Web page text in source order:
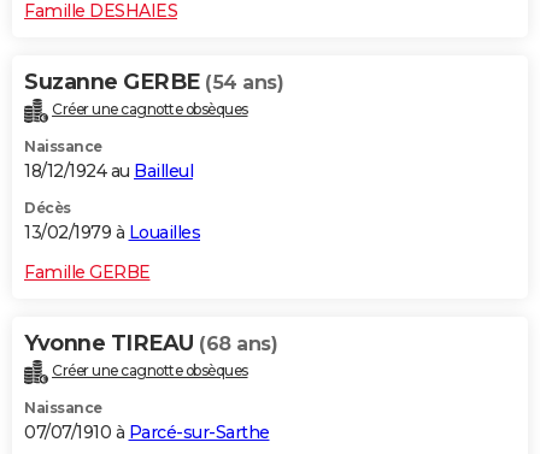
Famille DESHAIES
Suzanne GERBE (54 ans)
Créer une cagnotte obsèques
Naissance
18/12/1924 au Bailleul
Décès
13/02/1979 à Louailles
Famille GERBE
Yvonne TIREAU (68 ans)
Créer une cagnotte obsèques
Naissance
07/07/1910 à Parcé-sur-Sarthe